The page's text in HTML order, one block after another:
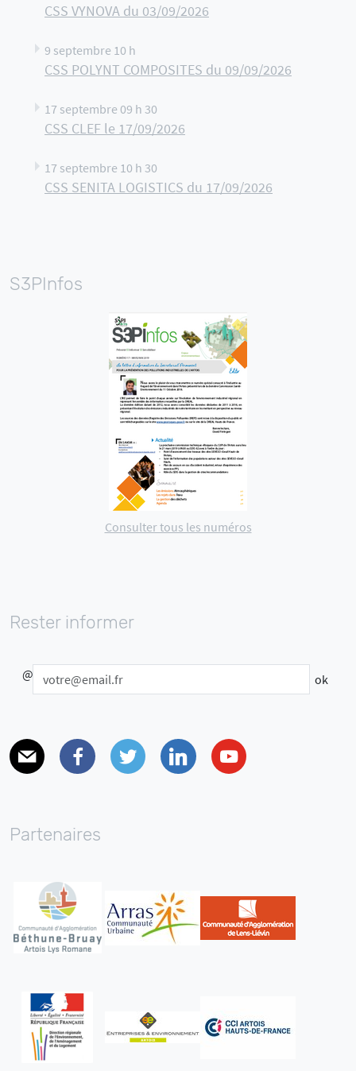
CSS VYNOVA du 03/09/2026
9 septembre 10 h
CSS POLYNT COMPOSITES du 09/09/2026
17 septembre 09 h 30
CSS CLEF le 17/09/2026
17 septembre 10 h 30
CSS SENITA LOGISTICS du 17/09/2026
S3PInfos
Consulter tous les numéros
Rester informer
@
Partenaires